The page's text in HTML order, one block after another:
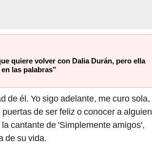
quiere volver con Dalia Durán, pero ella
las palabras”
de él. Yo sigo adelante, me curo sola,
de ser feliz o conocer a alguien
cantante de 'Simplemente amigos',
de su vida.